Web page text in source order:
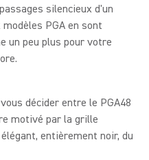
silencieux d'un
PGA en sont
un peu plus pour votre
décider entre le PGA48
motivé par la grille
entièrement noir, du